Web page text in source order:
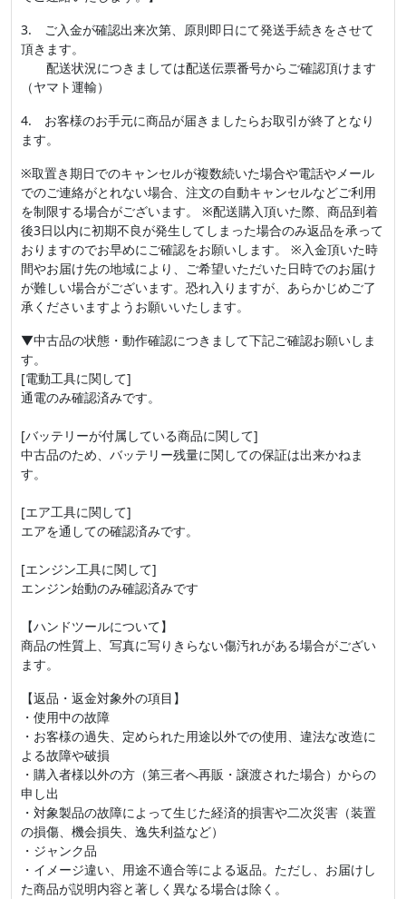
3. ご入金が確認出来次第、原則即日にて発送手続きをさせて
頂きます。
配送状況につきましては配送伝票番号からご確認頂けます
（ヤマト運輸）
4. お客様のお手元に商品が届きましたらお取引が終了となり
ます。
※取置き期日でのキャンセルが複数続いた場合や電話やメール
でのご連絡がとれない場合、注文の自動キャンセルなどご利用
を制限する場合がございます。 ※配送購入頂いた際、商品到着
後3日以内に初期不良が発生してしまった場合のみ返品を承って
おりますのでお早めにご確認をお願いします。 ※入金頂いた時
間やお届け先の地域により、ご希望いただいた日時でのお届け
が難しい場合がございます。恐れ入りますが、あらかじめご了
承くださいますようお願いいたします。
▼中古品の状態・動作確認につきまして下記ご確認お願いしま
す。
[電動工具に関して]
通電のみ確認済みです。
[バッテリーが付属している商品に関して]
中古品のため、バッテリー残量に関しての保証は出来かねま
す。
[エア工具に関して]
エアを通しての確認済みです。
[エンジン工具に関して]
エンジン始動のみ確認済みです
【ハンドツールについて】
商品の性質上、写真に写りきらない傷汚れがある場合がござい
ます。
【返品・返金対象外の項目】
・使用中の故障
・お客様の過失、定められた用途以外での使用、違法な改造に
よる故障や破損
・購入者様以外の方（第三者へ再販・譲渡された場合）からの
申し出
・対象製品の故障によって生じた経済的損害や二次災害（装置
の損傷、機会損失、逸失利益など）
・ジャンク品
・イメージ違い、用途不適合等による返品。ただし、お届けし
た商品が説明内容と著しく異なる場合は除く。